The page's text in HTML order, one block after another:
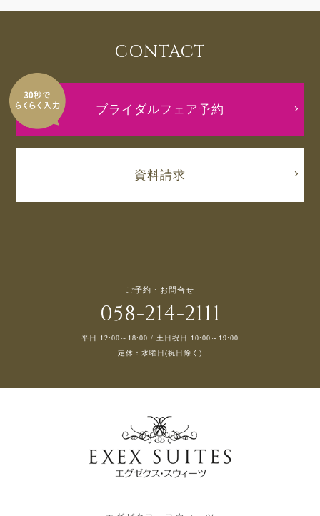
CONTACT
ブライダルフェア予約
資料請求
ご予約・お問合せ
058-214-2111
平日 12:00～18:00 / 土日祝日 10:00～19:00
定休：水曜日(祝日除く)